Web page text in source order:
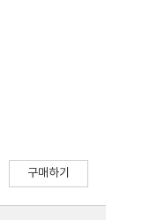
구매하기